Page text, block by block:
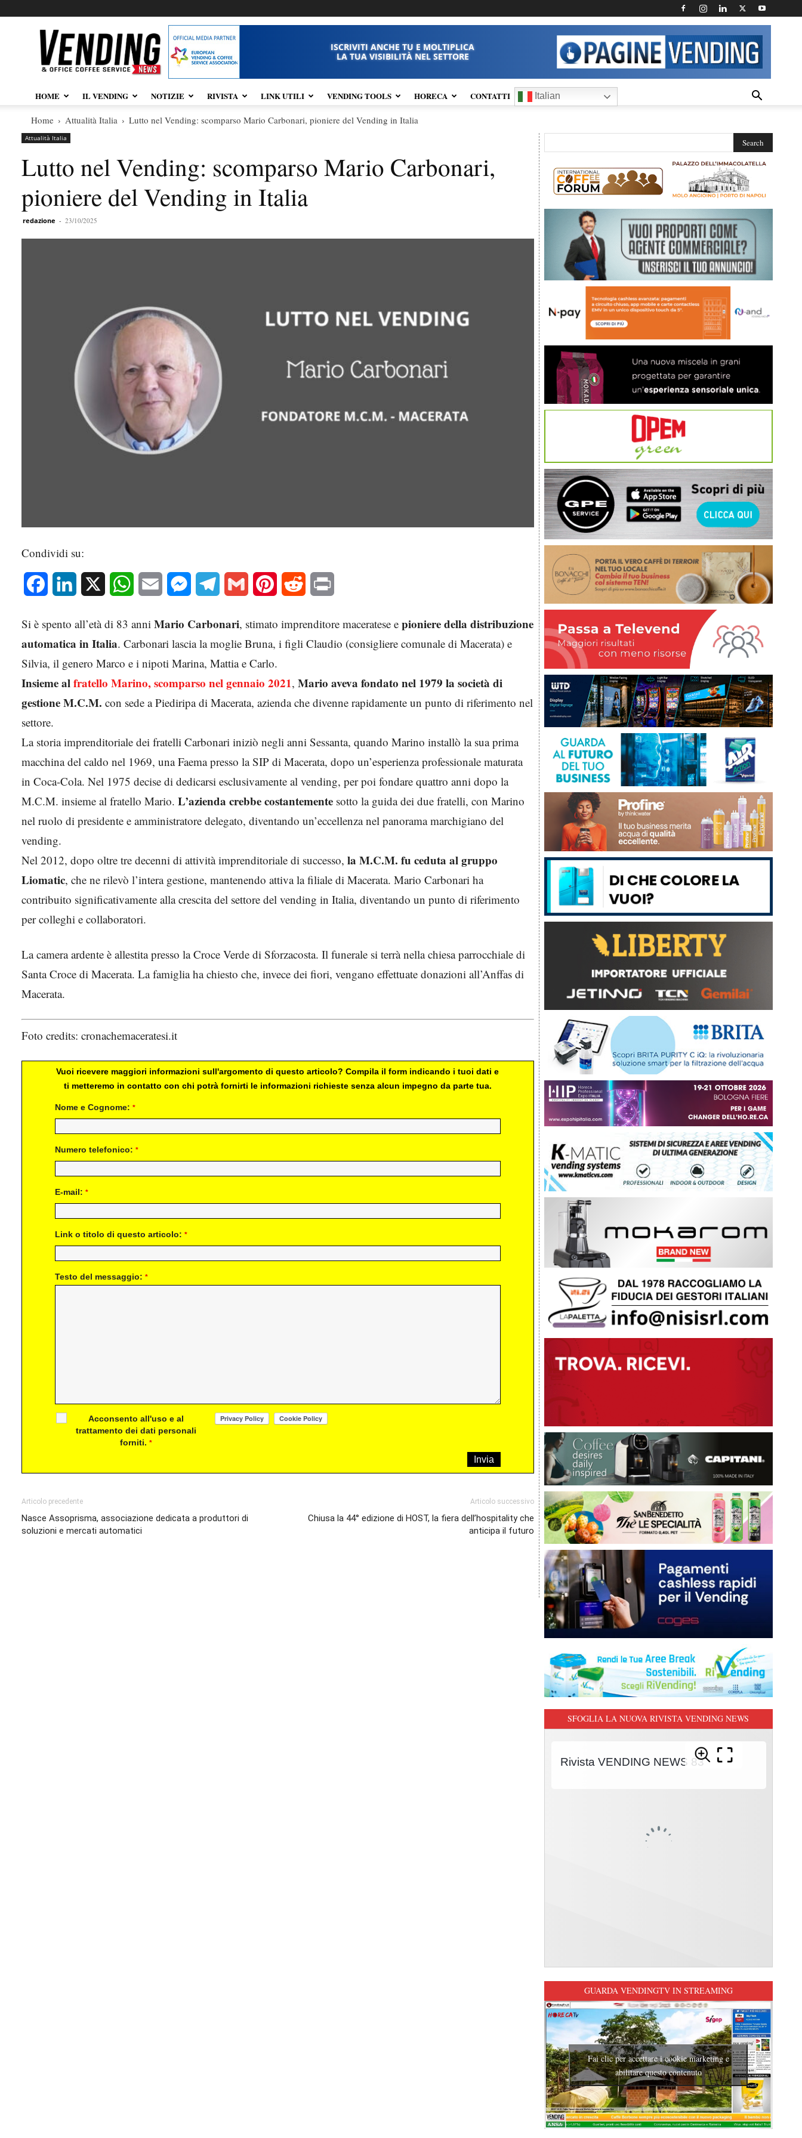
Vendingnews.it
ISCRIVITI ANCHE TU E MOLTIPLICA
LA TUA VISIBILITÀ NEL SETTORE
HOME IL VENDING NOTIZIE RIVISTA LINK UTILI VENDING TOOLS HORECA CONTATTI Italian
Home Attualità Italia Lutto nel Vending: scomparso Mario Carbonari, pioniere del Vending in Italia
Attualità Italia
Lutto nel Vending: scomparso Mario Carbonari,
pioniere del Vending in Italia
redazione - 23/10/2025
Condividi su:
Facebook LinkedIn WhatsAppEmail MessengerTelegram Gmail Pinterest Reddit
Si è spento all’età di 83 anni Mario Carbonari, stimato imprenditore maceratese e pioniere della distribuzione
automatica in Italia. Carbonari lascia la moglie Bruna, i figli Claudio (consigliere comunale di Macerata) e
Silvia, il genero Marco e i nipoti Marina, Mattia e Carlo.
Insieme alfratello Marino, scomparso nel gennaio 2021, Mario aveva fondato nel 1979 la società di
gestione M.C.M. con sede a Piediripa di Macerata, azienda che divenne rapidamente un punto di riferimento nel
settore.
La storia imprenditoriale dei fratelli Carbonari iniziò negli anni Sessanta, quando Marino installò la sua prima
macchina del caldo nel 1969, una Faema presso la SIP di Macerata, dopo un’esperienza professionale maturata
in Coca-Cola. Nel 1975 decise di dedicarsi esclusivamente al vending, per poi fondare quattro anni dopo la
M.C.M. insieme al fratello Mario. L’azienda crebbe costantemente sotto la guida dei due fratelli, con Marino
nel ruolo di presidente e amministratore delegato, diventando un’eccellenza nel panorama marchigiano del
vending.
Nel 2012, dopo oltre tre decenni di attività imprenditoriale di successo, la M.C.M. fu ceduta al gruppo
Liomatic, che ne rilevò l’intera gestione, mantenendo attiva la filiale di Macerata. Mario Carbonari ha
contribuito significativamente alla crescita del settore del vending in Italia, diventando un punto di riferimento
per colleghi e collaboratori.
La camera ardente è allestita presso la Croce Verde di Sforzacosta. Il funerale si terrà nella chiesa parrocchiale di
Santa Croce di Macerata. La famiglia ha chiesto che, invece dei fiori, vengano effettuate donazioni all’Anffas di
Macerata.
Foto credits: cronachemaceratesi.it
Vuoi ricevere maggiori informazioni sull'argomento di questo articolo? Compila il form indicando i tuoi dati e
ti metteremo in contatto con chi potrà fornirti le informazioni richieste senza alcun impegno da parte tua.
Nome e Cognome: *
Numero telefonico: *
E-mail: *
Link o titolo di questo articolo: *
Testo del messaggio: *
Acconsento all'uso e al
trattamento dei dati personali
forniti.*
Articolo precedente
Nasce Assoprisma, associazione dedicata a produttori di
soluzioni e mercati automatici
Articolo successivo
Chiusa la 44° edizione di HOST, la fiera dell’hospitality che
anticipa il futuro
SFOGLIA LA NUOVA RIVISTA VENDING NEWS
GUARDA VENDINGTV IN STREAMING
Fai clic per accettare i cookie marketing e
abilitare questo contenuto